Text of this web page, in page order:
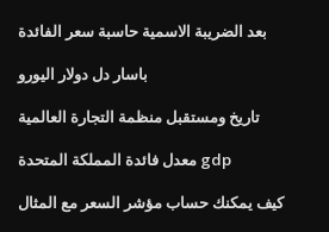
بعد الضريبة الاسمية حاسبة سعر الفائدة
باسار دل دولار اليورو
تاريخ ومستقبل منظمة التجارة العالمية
معدل فائدة المملكة المتحدة gdp
كيف يمكنك حساب مؤشر السعر مع المثال